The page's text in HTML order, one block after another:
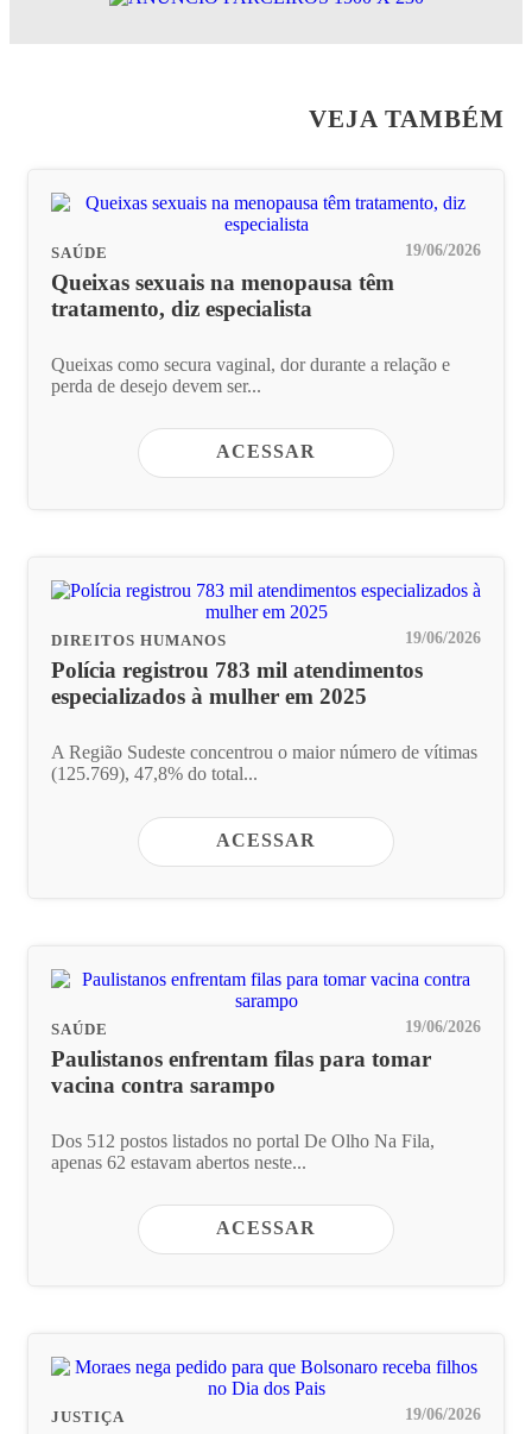
VEJA TAMBÉM
SAÚDE 19/06/2026
Queixas sexuais na menopausa têm
tratamento, diz especialista
Queixas como secura vaginal, dor durante a relação e
perda de desejo devem ser...
ACESSAR
DIREITOS HUMANOS 19/06/2026
Polícia registrou 783 mil atendimentos
especializados à mulher em 2025
A Região Sudeste concentrou o maior número de vítimas
(125.769), 47,8% do total...
ACESSAR
SAÚDE 19/06/2026
Paulistanos enfrentam filas para tomar
vacina contra sarampo
Dos 512 postos listados no portal De Olho Na Fila,
apenas 62 estavam abertos neste...
ACESSAR
JUSTIÇA 19/06/2026